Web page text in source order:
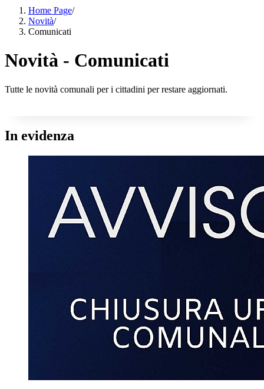
Home Page/
Novità/
Comunicati
Novità - Comunicati
Tutte le novità comunali per i cittadini per restare aggiornati.
In evidenza